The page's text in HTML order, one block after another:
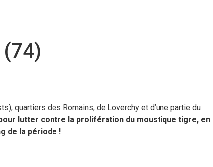
quartiers des Romains, de Loverchy et d’une partie du
lutter contre la prolifération du moustique tigre, en
de la période !